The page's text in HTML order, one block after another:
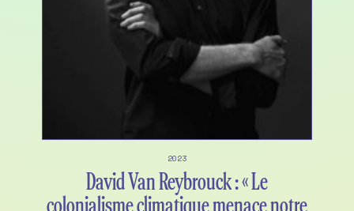
2023
David Van Reybrouck : « Le